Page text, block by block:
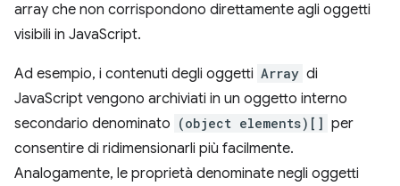
array che non corrispondono direttamente agli oggetti
visibili in JavaScript.
Ad esempio, i contenuti degli oggetti Array di
JavaScript vengono archiviati in un oggetto interno
secondario denominato (object elements)[] per
consentire di ridimensionarli più facilmente.
Analogamente, le proprietà denominate negli oggetti